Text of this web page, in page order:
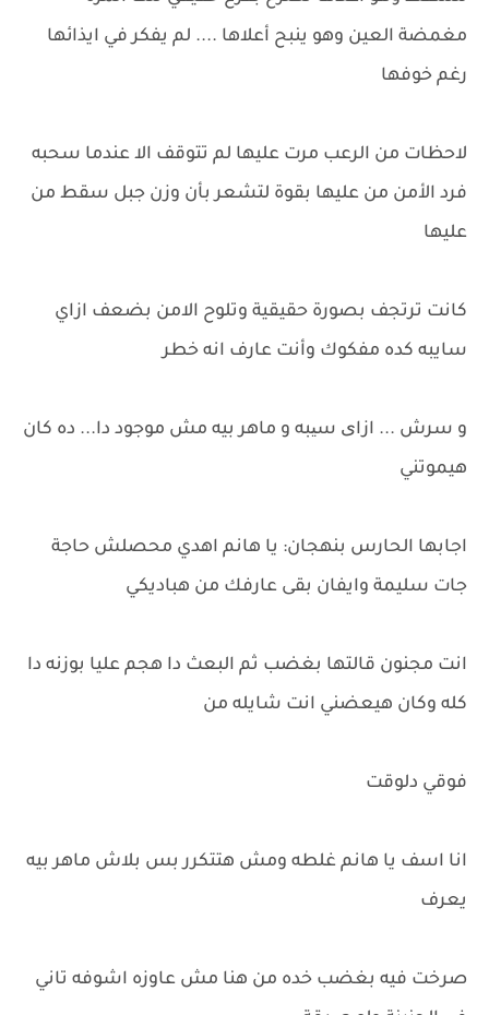
مغمضة العين وهو ينبح أعلاها .... لم يفكر في ايذائها
رغم خوفها
لاحظات من الرعب مرت عليها لم تتوقف الا عندما سحبه
فرد الأمن من عليها بقوة لتشعر بأن وزن جبل سقط من
عليها
كانت ترتجف بصورة حقيقية وتلوح الامن بضعف ازاي
سايبه كده مفكوك وأنت عارف انه خطر
و سرش ... ازای سیبه و ماهر بيه مش موجود دا... ده كان
هيموتني
اجابها الحارس بنهجان: يا هانم اهدي محصلش حاجة
جات سليمة وايفان بقى عارفك من هباديكي
انت مجنون قالتها بغضب ثم البعث دا هجم عليا بوزنه دا
كله وكان هيعضني انت شايله من
فوقي دلوقت
انا اسف يا هانم غلطه ومش هتتكرر بس بلاش ماهر بيه
يعرف
صرخت فيه بغضب خده من هنا مش عاوزه اشوفه تاني